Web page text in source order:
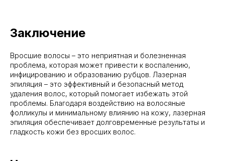
Заключение
Вросшие волосы – это неприятная и болезненная
проблема, которая может привести к воспалению,
инфицированию и образованию рубцов. Лазерная
эпиляция – это эффективный и безопасный метод
удаления волос, который помогает избежать этой
проблемы. Благодаря воздействию на волосяные
фолликулы и минимальному влиянию на кожу, лазерная
эпиляция обеспечивает долговременные результаты и
гладкость кожи без вросших волос.